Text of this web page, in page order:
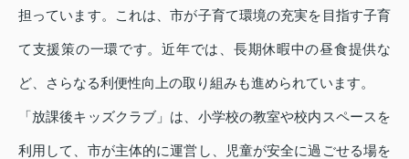
担っています。これは、市が子育て環境の充実を目指す子育
て支援策の一環です。近年では、長期休暇中の昼食提供な
ど、さらなる利便性向上の取り組みも進められています。
「放課後キッズクラブ」は、小学校の教室や校内スペースを
利用して、市が主体的に運営し、児童が安全に過ごせる場を